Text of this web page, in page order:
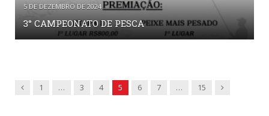
5 DE DEZEMBRO DE 2024
3° CAMPEONATO DE PESCA
Previous
1 … 3 4 5 6 7 … 15 Next